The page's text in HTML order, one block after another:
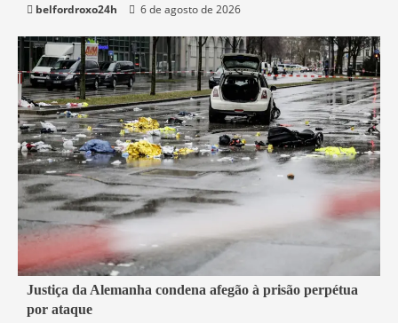
belfordroxo24h
6 de agosto de 2026
1 min read
Mundo
Justiça da Alemanha condena afegão à prisão perpétua
por ataque